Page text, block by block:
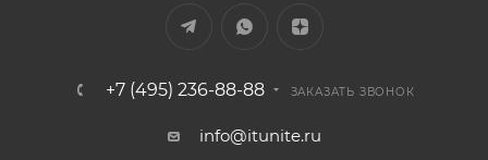
+7 (495) 236-88-88 ЗАКАЗАТЬ ЗВОНОК
info@itunite.ru